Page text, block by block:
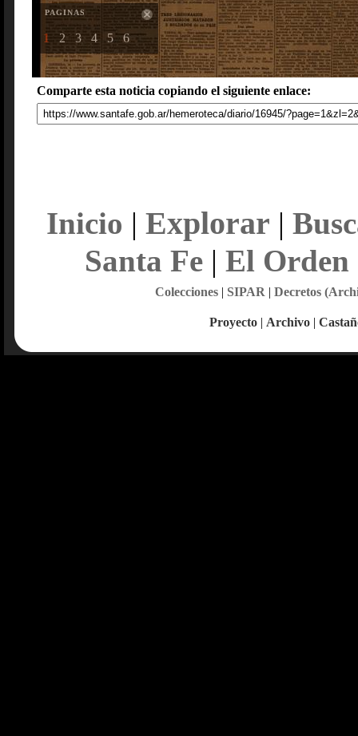
PAGINAS
1 2 3 4 5 6
Comparte esta noticia copiando el siguiente enlace:
Inicio | Explorar |
Santa Fe| El Orden
Colecciones| SIPAR | Decretos
Proyecto | Archivo |